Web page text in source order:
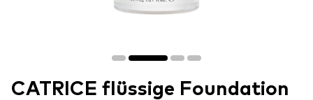
CATRICE flüssige Foundation